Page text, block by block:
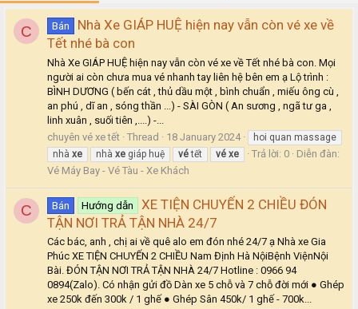
C Bán
Nhà Xe GIÁP HUỆ hiện nay vẫn còn vé xe về
Tết nhé bà con
Nhà Xe GIÁP HUỆ hiện nay vẫn còn vé xe về Tết nhé bà con. Mọi
người ai còn chưa mua vé nhanh tay liên hệ bên em ạ Lộ trình :
BÌNH DƯƠNG ( bến cát , thủ dầu một , bình chuẩn , miếu ông cù ,
an phú , dĩ an , sóng thần ...) - SÀI GÒN ( An sương , ngã tư ga ,
linh xuân , suối tiên ,....) -...
chuyên vé xe tết Thread 18 January 2024
hoi quan massage
nhà xe nhà xe giáp huệ vétết vé xe Trả lời: 0
Diễn đàn:
Vé Máy Bay - Vé Tàu - Xe Khách
C Bán Hướng dẫn
XE TIỆN CHUYẾN 2 CHIỀU ĐÓN
TẬN NƠI TRẢ TẬN NHÀ 24/7
Các bác, anh , chị ai về quê alo em đón nhé 24/7 ạ Nhà xe Gia
Phúc XE TIỆN CHUYẾN 2 CHIỀU Nam Định Hà NộiBệnh ViệnNội
Bài. ĐÓN TẬN NƠI TRẢ TẬN NHÀ 24/7 Hotline : 0966 94
0894(Zalo). Có nhận gửi đồ Dàn xe 5 chỗ và 7 chỗ đời mới ● Ghép
xe 250k đến 300k / 1 ghế ● Ghép Sân 450k/ 1 ghế - 700k...